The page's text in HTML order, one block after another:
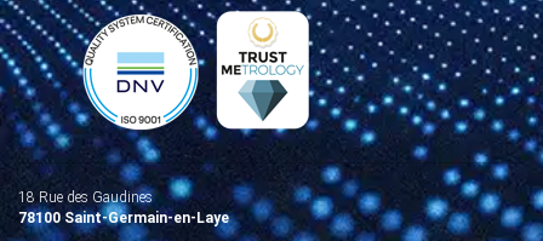
18 Rue des Gaudines
78100 Saint-Germain-en-Laye